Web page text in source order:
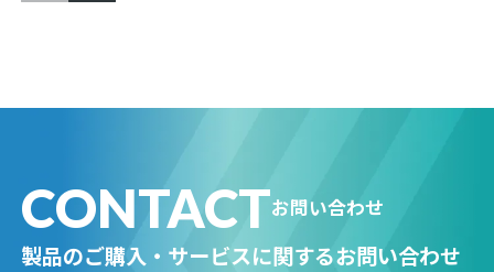
CONTACTお問い合わせ
製品のご購入・サービスに関するお問い合わせ